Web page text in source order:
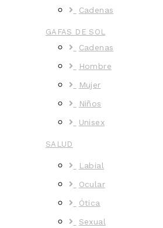
Cadenas
GAFAS DE SOL
Cadenas
Hombre
Mujer
Niños
Unisex
SALUD
Labial
Ocular
Ótica
Sexual